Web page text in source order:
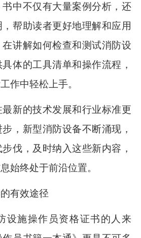
中不仅有大量案例分析，还
帮助读者更好地理解和应用
讲解如何检查和测试消防设
体的工具清单和操作流程，
作中轻松上手。
新的技术发展和行业标准更
，新型消防设备不断涌现，
伐，及时纳入这些新内容，
始终处于前沿位置。
有效途径
设施操作员资格证书的人来